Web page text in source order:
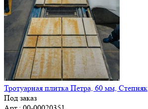
Тротуарная плитка Петра, 60 мм, Степняк
Под заказ